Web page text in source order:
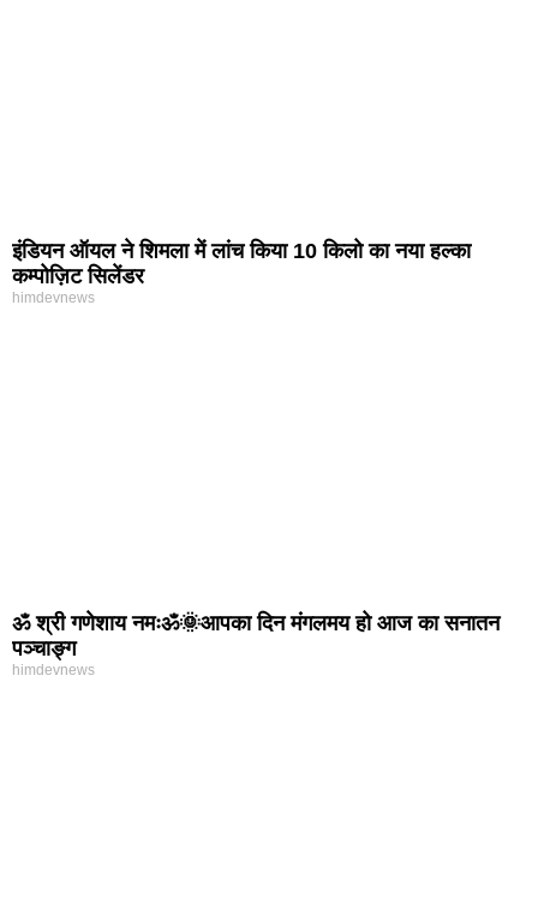
इंडियन ऑयल ने शिमला में लांच किया 10 किलो का नया हल्का
कम्पोज़िट सिलेंडर
himdevnews
ॐ श्री गणेशाय नमःॐ🌞आपका दिन मंगलमय हो आज का सनातन
पञ्चाङ्ग
himdevnews